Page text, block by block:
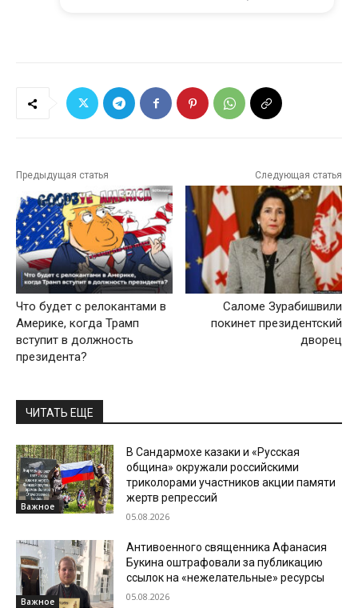
Предыдущая статья
Что будет с релокантами в
Америке, когда Трамп
вступит в должность
президента?
Следующая статья
Саломе Зурабишвили
покинет президентский
дворец
ЧИТАТЬ ЕЩЕ
Важное
В Сандармохе казаки и «Русская
община» окружали российскими
триколорами участников акции памяти
жертв репрессий
05.08.2026
Важное
Антивоенного священника Афанасия
Букина оштрафовали за публикацию
ссылок на «нежелательные» ресурсы
05.08.2026